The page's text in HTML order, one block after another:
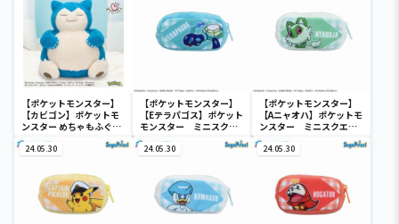
【ポケットモンスター】
【カビゴン】ポケットモ
ンスター めちゃもふぐっ
と ほっこりいやされぬい
ぐるみ～カビゴン～
【ポケットモンスター】
【Eテラパゴス】ポケット
モンスター ミニスクエ
アポーチ
【ポケットモンスター】
【Aニャオハ】ポケットモ
ンスター ミニスクエア
ポーチ
24.05.30 24.05.30 24.05.30